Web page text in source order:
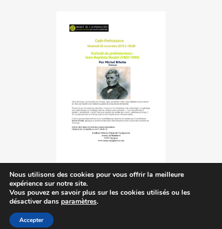
Nous utilisons des cookies pour vous offrir la meilleure
expérience sur notre site.
Vous pouvez en savoir plus sur les cookies utilisés ou les
désactiver dans paramètres.
Accepter